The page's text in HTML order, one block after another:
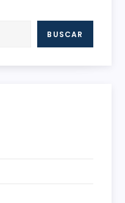
BUSCAR